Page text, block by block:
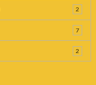
2
7
2